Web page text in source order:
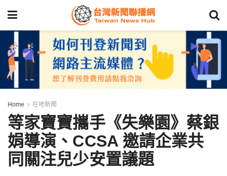
Home 在地新聞
等家寶寶攜手《失樂園》蔡銀
娟導演、CCSA 邀請企業共
同關注兒少安置議題